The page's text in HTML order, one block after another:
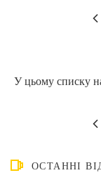
У цьому списку
ОСТАННІ